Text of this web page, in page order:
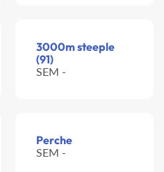
3000m steeple
(91)
SEM -
Perche
SEM -